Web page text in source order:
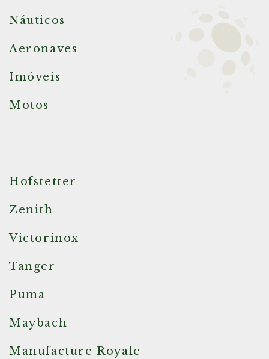
Náuticos
Aeronaves
Imóveis
Motos
Hofstetter
Zenith
Victorinox
Tanger
Puma
Maybach
Manufacture Royale